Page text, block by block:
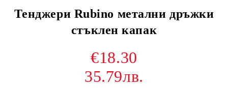
Тенджери Rubino метални дръжки
стъклен капак
€18.30
35.79лв.